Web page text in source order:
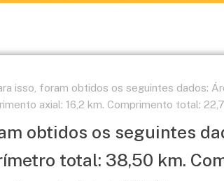
isso, foram obtidos os seguintes dados:
axial: 16,2 km. Comprimento total:
obtidos os seguintes
total: 38,50 km.